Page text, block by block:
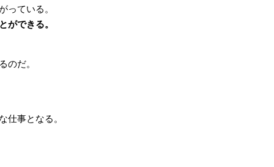
っている。
ができる。
のだ。
事となる。